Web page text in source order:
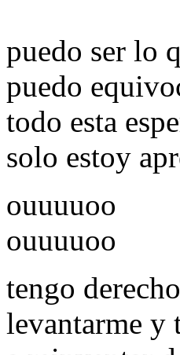
puedo ser lo
puedo
todo esta
solo estoy
ouuuuoo
ouuuuoo
tengo
levantarme y